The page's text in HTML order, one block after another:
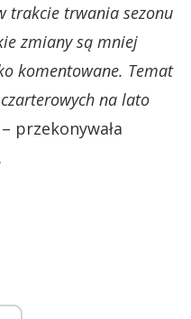
trakcie trwania sezonu
zmiany są mniej
komentowane. Temat
na lato
przekonywała